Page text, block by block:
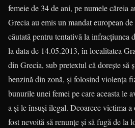
femeie de 34 de ani, pe numele căreia
Grecia au emis un mandat european de
căutată pentru tentativă la infracțiunea
la data de 14.05.2013, în localitatea
din Grecia, sub pretextul că dorește să
benzină din zonă, și folosind violența
bunurile unei femei pe care aceasta le
a și le însuși ilegal. Deoarece victima a
fost nevoită să renunțe și să fugă de la